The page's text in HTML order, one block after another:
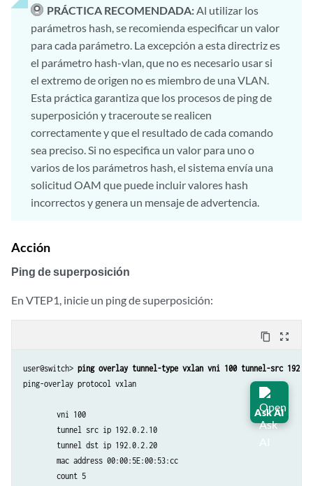
PRÁCTICA RECOMENDADA:Al utilizar los
parámetros hash, se recomienda especificar un valor
para cada parámetro. La excepción a esta directriz es
el parámetro hash-vlan, que no es necesario usar si
el extremo de origen no es miembro de una VLAN.
Esta práctica garantiza que los procesos de ping de
superposición y traceroute se realicen
correctamente y que el resultado de cada comando
sea preciso. Si no especifica un valor para uno o
varios de los parámetros hash, el sistema envía una
solicitud OAM que puede incluir valores hash
incorrectos y genera un mensaje de advertencia.
Acción
Ping de superposición
En VTEP1, inicie un ping de superposición:
content_copy zoom_out_map
user@switch> ping overlay tunnel-type vxlan vni 100 tunnel-src
ping-overlay protocol vxlan
        vni 100
        tunnel src ip 192.0.2.10
        tunnel dst ip 192.0.2.20
        mac address 00:00:5E:00:53:cc
        count 5
Ask AI